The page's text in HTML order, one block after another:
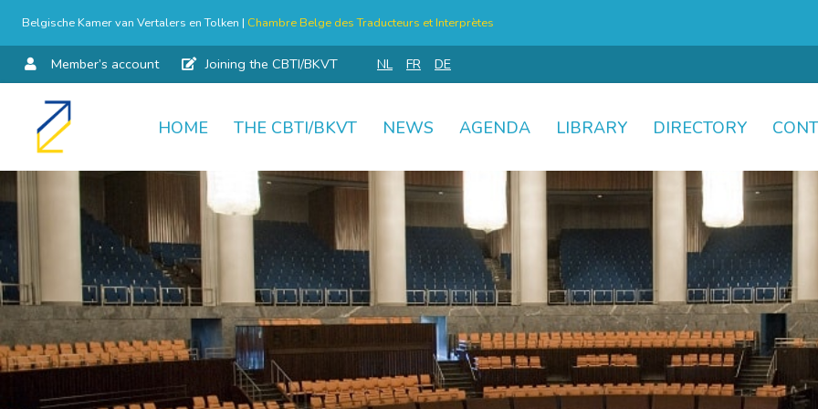
Belgische Kamer van Vertalers en Tolken | Chambre Belge des Traducteurs et Interprètes
Member’s account Joining the CBTI/BKVT NL FR DE
Skip
content
HOME THE CBTI/BKVT NEWS AGENDA LIBRARY DIRECTORY